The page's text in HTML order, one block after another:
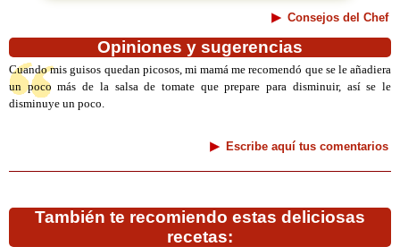
Consejos del Chef
Opiniones y sugerencias
Cuando mis guisos quedan picosos, mi mamá me recomendó que se le añadiera
un poco más de la salsa de tomate que prepare para disminuir, así se le
disminuye un poco.
Escribe aquí tus comentarios
También te recomiendo estas deliciosas
recetas: